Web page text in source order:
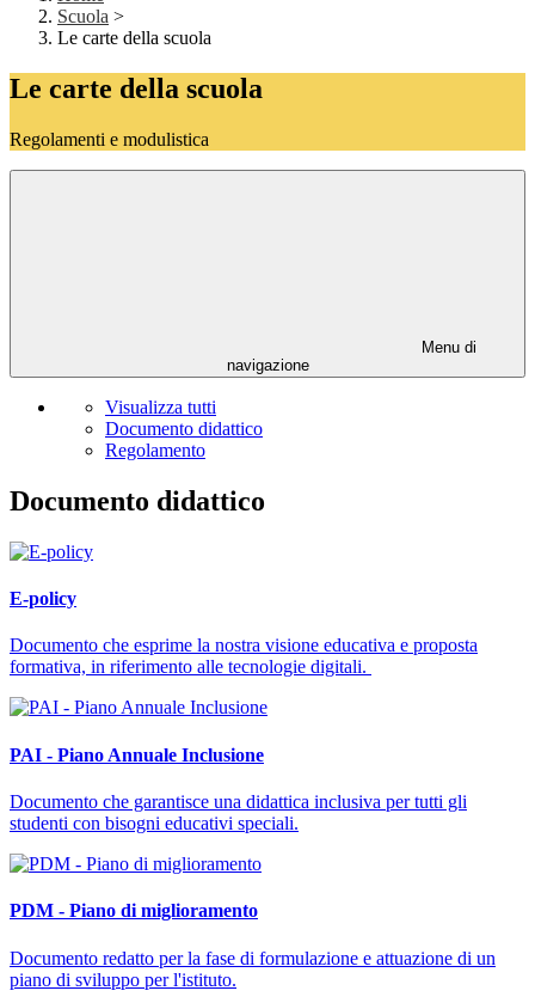
Scuola >
Le carte della scuola
Le carte della scuola
Regolamenti e modulistica
Menu di
navigazione
Visualizza tutti
Documento didattico
Regolamento
Documento didattico
E-policy
Documento che esprime la nostra visione educativa e proposta
formativa, in riferimento alle tecnologie digitali.
PAI - Piano Annuale Inclusione
Documento che garantisce una didattica inclusiva per tutti gli
studenti con bisogni educativi speciali.
PDM - Piano di miglioramento
Documento redatto per la fase di formulazione e attuazione di un
piano di sviluppo per l'istituto.